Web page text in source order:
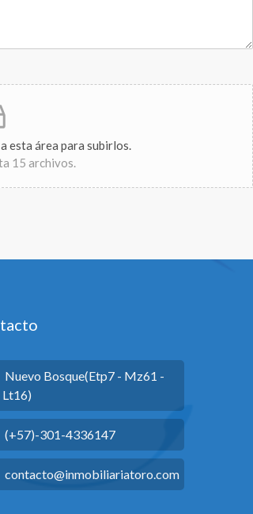
esta área para subirlos.
15 archivos.
Nuevo Bosque(Etp7 - Mz61 -
Lt16)
(+57)-301-4336147
contacto@inmobiliariatoro.com